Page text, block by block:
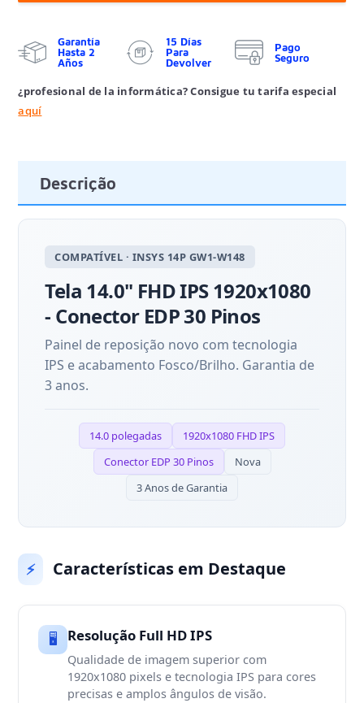
Garantía
Hasta 2
Años
15 Días
Para
Devolver
Pago
Seguro
¿profesional de la informática? Consigue tu tarifa especial
aquí
Descrição
COMPATÍVEL · INSYS 14P GW1-W148
Tela 14.0" FHD IPS 1920x1080
- Conector EDP 30 Pinos
Painel de reposição novo com tecnologia
IPS e acabamento Fosco/Brilho. Garantia de
3 anos.
14.0 polegadas
1920x1080 FHD IPS
Conector EDP 30 Pinos
Nova
3 Anos de Garantia
⚡ Características em Destaque
🖥️ Resolução Full HD IPS
Qualidade de imagem superior com
1920x1080 pixels e tecnologia IPS para cores
precisas e amplos ângulos de visão.